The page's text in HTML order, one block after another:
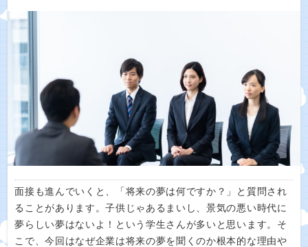
面接も進んでいくと、「将来の夢は何ですか？」と質問され
ることがあります。子供じゃあるまいし、景気の悪い時代に
夢らしい夢はないよ！という学生さんが多いと思います。そ
こで、今回はなぜ企業は将来の夢を聞くのか根本的な理由や